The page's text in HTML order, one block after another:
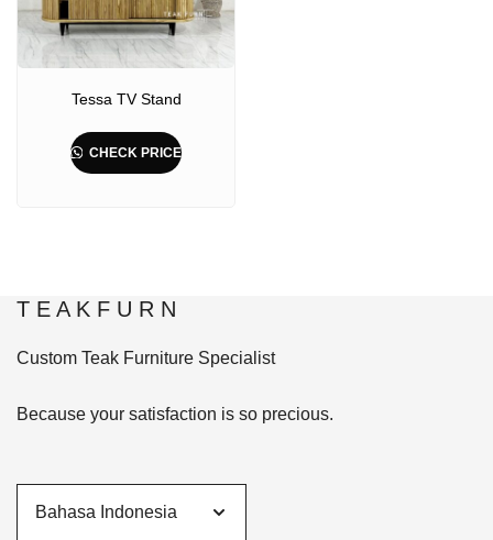
Tessa TV Stand
CHECK PRICE
T E A K F U R N
Custom Teak Furniture Specialist
Because your satisfaction is so precious.